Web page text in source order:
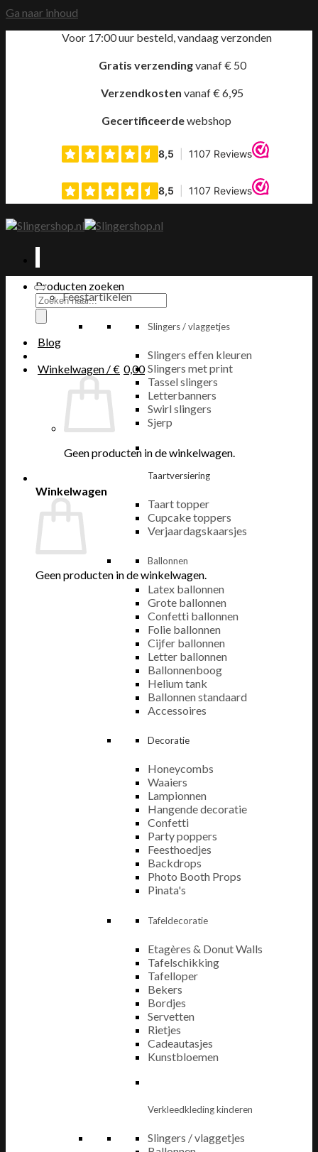
Ga naar inhoud
Voor 17:00 uur besteld, vandaag verzonden
Gratis verzendingvanaf € 50
Verzendkosten vanaf € 6,95
Gecertificeerdewebshop
Producten zoeken
Blog
Winkelwagen /€ 0,00
Geen producten in de winkelwagen.
Winkelwagen
Geen producten in de winkelwagen.
Feestartikelen
Slingers / vlaggetjes
Slingers effen kleuren
Slingers met print
Tassel slingers
Letterbanners
Swirl slingers
Sjerp
Taartversiering
Taart topper
Cupcake toppers
Verjaardagskaarsjes
Ballonnen
Latex ballonnen
Grote ballonnen
Confetti ballonnen
Folie ballonnen
Cijfer ballonnen
Letter ballonnen
Ballonnenboog
Helium tank
Ballonnen standaard
Accessoires
Decoratie
Honeycombs
Waaiers
Lampionnen
Hangende decoratie
Confetti
Party poppers
Feesthoedjes
Backdrops
Photo Booth Props
Pinata's
Tafeldecoratie
Etagères & Donut Walls
Tafelschikking
Tafelloper
Bekers
Bordjes
Servetten
Rietjes
Cadeautasjes
Kunstbloemen
Verkleedkleding kinderen
Slingers / vlaggetjes